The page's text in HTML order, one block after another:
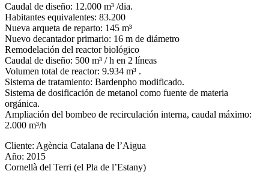
Caudal de diseño: 12.000 m³ /dia.
Habitantes equivalentes: 83.200
Nueva arqueta de reparto: 145 m³
Nuevo decantador primario: 16 m de diámetro
Remodelación del reactor biológico
Caudal de diseño: 500 m³ / h en 2 líneas
Volumen total de reactor: 9.934 m³ .
Sistema de tratamiento: Bardenpho modificado.
Sistema de dosificación de metanol como fuente de materia
orgánica.
Ampliación del bombeo de recirculación interna, caudal máximo:
2.000 m³/h
Cliente: Agència Catalana de l’Aigua
Año: 2015
Cornellà del Terri (el Pla de l’Estany)